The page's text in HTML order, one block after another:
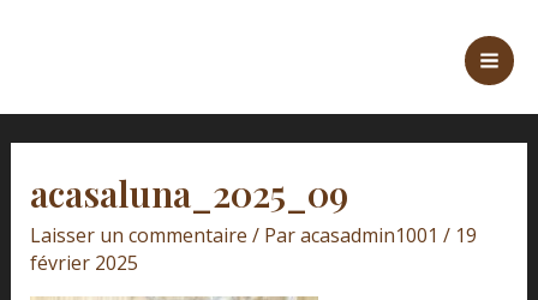
acasaluna_2025_09
Laisser un commentaire / Paracasadmin1001 / 19
février 2025